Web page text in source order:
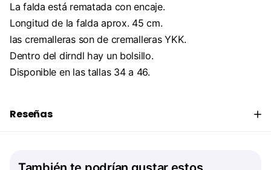
La falda está rematada con encaje.
Longitud de la falda aprox. 45 cm.
las cremalleras son de cremalleras YKK.
Dentro del dirndl hay un bolsillo.
Disponible en las tallas 34 a 46.
Reseñas